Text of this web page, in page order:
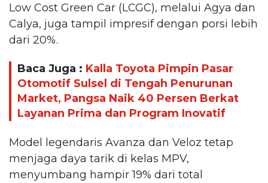
Low Cost Green Car (LCGC), melalui Agya dan
Calya, juga tampil impresif dengan porsi lebih
dari 20%.
Baca Juga : Kalla Toyota Pimpin Pasar
Otomotif Sulsel di Tengah Penurunan
Market, Pangsa Naik 40 Persen Berkat
Layanan Prima dan Program Inovatif
Model legendaris Avanza dan Veloz tetap
menjaga daya tarik di kelas MPV,
menyumbang hampir 19% dari total